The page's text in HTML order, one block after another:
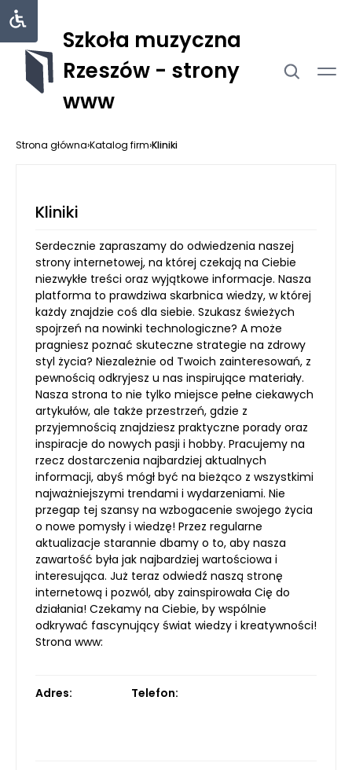
Szkoła muzyczna
Rzeszów - strony
www
Strona główna›Katalog firm›Kliniki
Kliniki
Serdecznie zapraszamy do odwiedzenia naszej
strony internetowej, na której czekają na Ciebie
niezwykłe treści oraz wyjątkowe informacje. Nasza
platforma to prawdziwa skarbnica wiedzy, w której
każdy znajdzie coś dla siebie. Szukasz świeżych
spojrzeń na nowinki technologiczne? A może
pragniesz poznać skuteczne strategie na zdrowy
styl życia? Niezależnie od Twoich zainteresowań, z
pewnością odkryjesz u nas inspirujące materiały.
Nasza strona to nie tylko miejsce pełne ciekawych
artykułów, ale także przestrzeń, gdzie z
przyjemnością znajdziesz praktyczne porady oraz
inspiracje do nowych pasji i hobby. Pracujemy na
rzecz dostarczenia najbardziej aktualnych
informacji, abyś mógł być na bieżąco z wszystkimi
najważniejszymi trendami i wydarzeniami. Nie
przegap tej szansy na wzbogacenie swojego życia
o nowe pomysły i wiedzę! Przez regularne
aktualizacje starannie dbamy o to, aby nasza
zawartość była jak najbardziej wartościowa i
interesująca. Już teraz odwiedź naszą stronę
internetową i pozwól, aby zainspirowała Cię do
działania! Czekamy na Ciebie, by wspólnie
odkrywać fascynujący świat wiedzy i kreatywności!
Strona www:
Adres: Telefon: